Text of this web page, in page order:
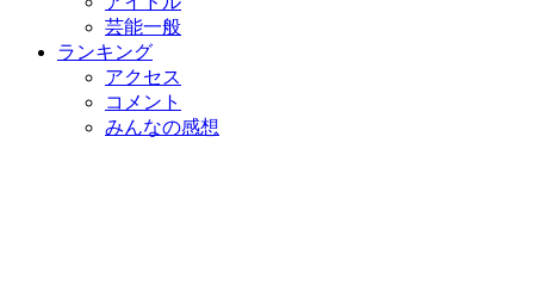
芸能一般
ランキング
アクセス
コメント
みんなの感想